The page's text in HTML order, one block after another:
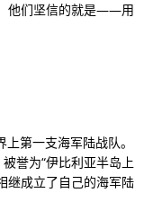
他们坚信的就是——用
第一支海军陆战队。
誉为“伊比利亚半岛上
继成立了自己的海军陆